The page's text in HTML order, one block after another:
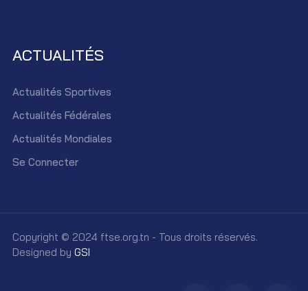
ACTUALITÉS
Actualités Sportives
Actualités Fédérales
Actualités Mondiales
Se Connecter
Copyright © 2024 ftse.org.tn - Tous droits réservés.
Designed by GSI